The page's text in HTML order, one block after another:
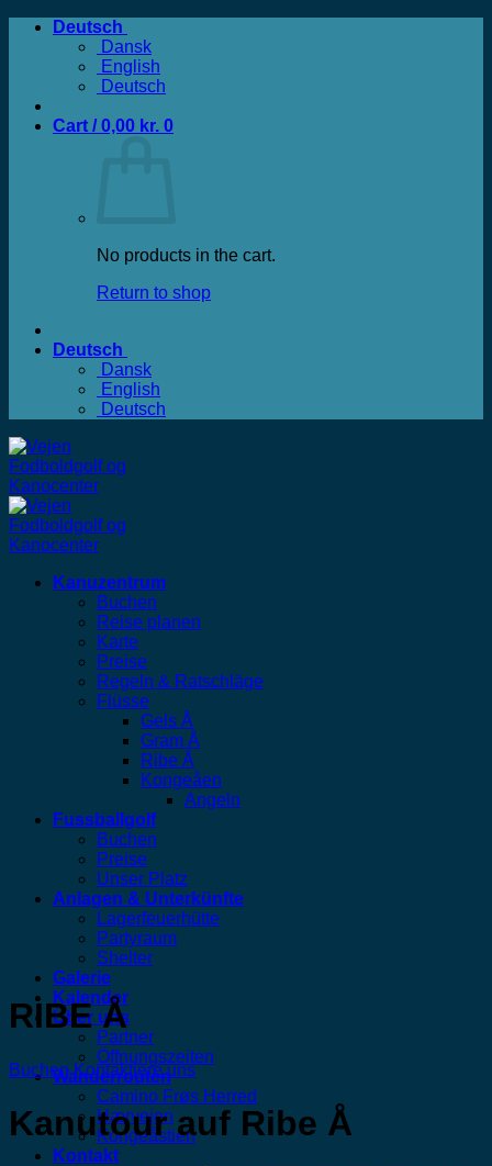
Zum
Deutsch
Dansk
English
Deutsch
Cart /0,00 kr. 0
No products in the cart.
Return to shop
Deutsch
Dansk
English
Deutsch
Kanuzentrum
Buchen
Reise planen
Karte
Preise
Regeln & Ratschläge
Flüsse
Gels Å
Gram Å
Ribe Å
Kongeåen
Angeln
Fussballgolf
Buchen
Preise
Unser Platz
Anlagen & Unterkünfte
Lagerfeuerhütte
Partyraum
Shelter
Galerie
Kalender
Über uns
Partner
Öffnungszeiten
Wanderrouten
Camino Frøs Herred
Hærvejen
Kongeåstien
Kontakt
RIBE Å
Buchen Kontaktiere uns
Kanutour auf Ribe Å